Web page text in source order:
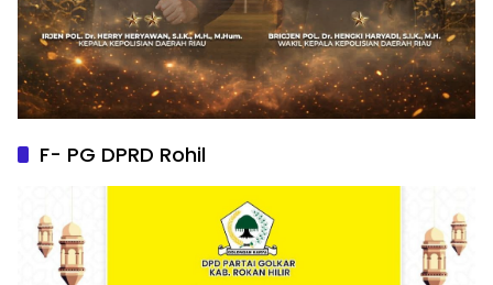
F- PG DPRD Rohil